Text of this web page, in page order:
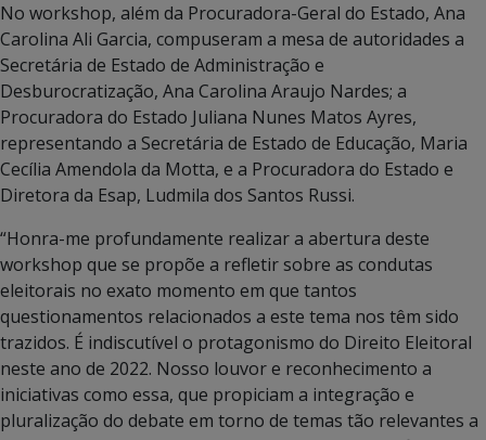
No workshop, além da Procuradora-Geral do Estado, Ana
Carolina Ali Garcia, compuseram a mesa de autoridades a
Secretária de Estado de Administração e
Desburocratização, Ana Carolina Araujo Nardes; a
Procuradora do Estado Juliana Nunes Matos Ayres,
representando a Secretária de Estado de Educação, Maria
Cecília Amendola da Motta, e a Procuradora do Estado e
Diretora da Esap, Ludmila dos Santos Russi.
“Honra-me profundamente realizar a abertura deste
workshop que se propõe a refletir sobre as condutas
eleitorais no exato momento em que tantos
questionamentos relacionados a este tema nos têm sido
trazidos. É indiscutível o protagonismo do Direito Eleitoral
neste ano de 2022. Nosso louvor e reconhecimento a
iniciativas como essa, que propiciam a integração e
pluralização do debate em torno de temas tão relevantes a